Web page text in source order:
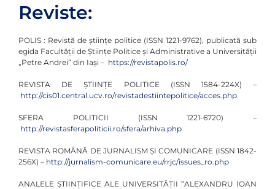
Reviste:
POLIS : Revistă de științe politice (ISSN 1221-9762), publicată sub
egida Facultății de Științe Politice și Administrative a Universității
„Petre Andrei” din Iași – https://revistapolis.ro/
REVISTA DE ȘTIINȚE POLITICE (ISSN 1584-224X) –
http://cis01.central.ucv.ro/revistadestiintepolitice/acces.php
SFERA POLITICII (ISSN 1221-6720) –
http://revistasferapoliticii.ro/sfera/arhiva.php
REVISTA ROMÂNĂ DE JURNALISM ȘI COMUNICARE (ISSN 1842-
256X) – http://jurnalism-comunicare.eu/rrjc/issues_ro.php
ANALELE ȘTIINȚIFICE ALE UNIVERSITĂŢII ”ALEXANDRU IOAN